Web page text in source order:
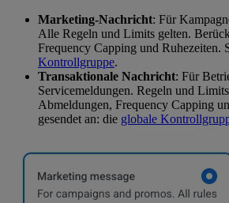
Marketing-Nachricht: Für
Alle Regeln und Limits gelten.
Frequency Capping und Ruhezeiten.
Kontrollgruppe.
Transaktionale Nachricht: Für
Servicemeldungen. Regeln und
Abmeldungen, Frequency Capping
gesendet an: die globale